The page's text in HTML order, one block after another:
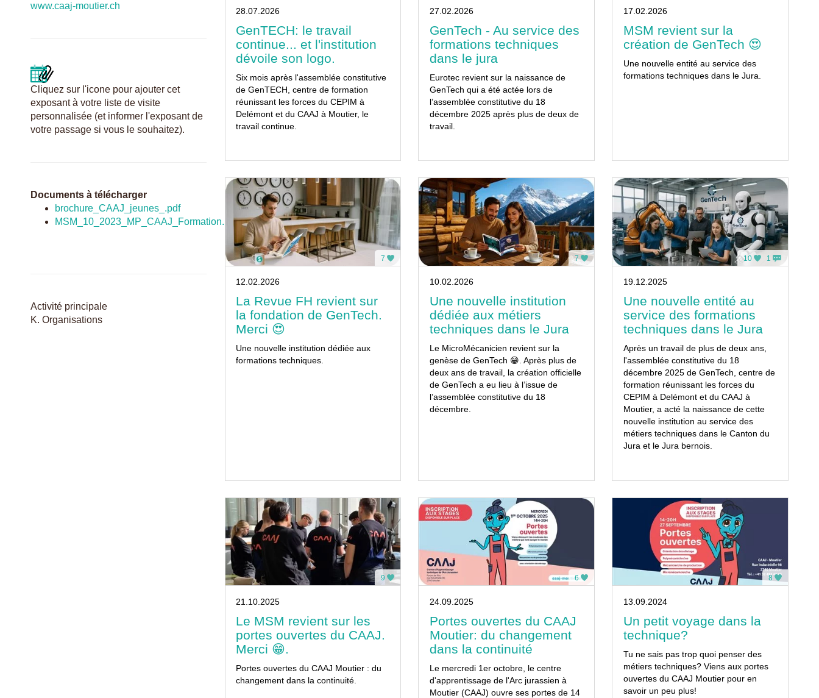
www.caaj-moutier.ch
Cliquez sur l'icone pour ajouter cet
exposant à votre liste de visite
personnalisée (et informer l'exposant de
votre passage si vous le souhaitez).
Documents à télécharger
brochure_CAAJ_jeunes_.pdf
MSM_10_2023_MP_CAAJ_Formation.pdf
Activité principale
K. Organisations
28.07.2026
GenTECH: le travail
continue... et l'institution
dévoile son logo.
Six mois après l'assemblée constitutive
de GenTECH, centre de formation
réunissant les forces du CEPIM à
Delémont et du CAAJ à Moutier, le
travail continue.
27.02.2026
GenTech - Au service des
formations techniques
dans le jura
Eurotec revient sur la naissance de
GenTech qui a été actée lors de
l’assemblée constitutive du 18
décembre 2025 après plus de deux de
travail.
17.02.2026
MSM revient sur la
création de GenTech 😍
Une nouvelle entité au service des
formations techniques dans le Jura.
7
12.02.2026
La Revue FH revient sur
la fondation de GenTech.
Merci 😍
Une nouvelle institution dédiée aux
formations techniques.
7
10.02.2026
Une nouvelle institution
dédiée aux métiers
techniques dans le Jura
Le MicroMécanicien revient sur la
genèse de GenTech 😁. Après plus de
deux ans de travail, la création officielle
de GenTech a eu lieu à l’issue de
l’assemblée constitutive du 18
décembre.
10 1
19.12.2025
Une nouvelle entité au
service des formations
techniques dans le Jura
Après un travail de plus de deux ans,
l'assemblée constitutive du 18
décembre 2025 de GenTech, centre de
formation réunissant les forces du
CEPIM à Delémont et du CAAJ à
Moutier, a acté la naissance de cette
nouvelle institution au service des
métiers techniques dans le Canton du
Jura et le Jura bernois.
9
21.10.2025
Le MSM revient sur les
portes ouvertes du CAAJ.
Merci 😁.
Portes ouvertes du CAAJ Moutier : du
changement dans la continuité.
6
24.09.2025
Portes ouvertes du CAAJ
Moutier: du changement
dans la continuité
Le mercredi 1er octobre, le centre
d'apprentissage de l'Arc jurassien à
Moutier (CAAJ) ouvre ses portes de 14
8
13.09.2024
Un petit voyage dans la
technique?
Tu ne sais pas trop quoi penser des
métiers techniques? Viens aux portes
ouvertes du CAAJ Moutier pour en
savoir un peu plus!